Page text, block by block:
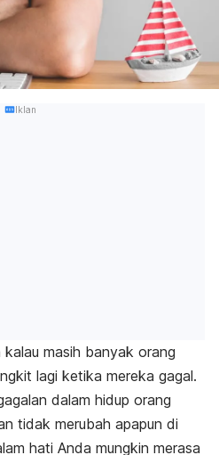
Iklan
kalau masih banyak orang
lagi ketika mereka gagal.
dalam hidup orang
tidak merubah apapun di
hati Anda mungkin merasa